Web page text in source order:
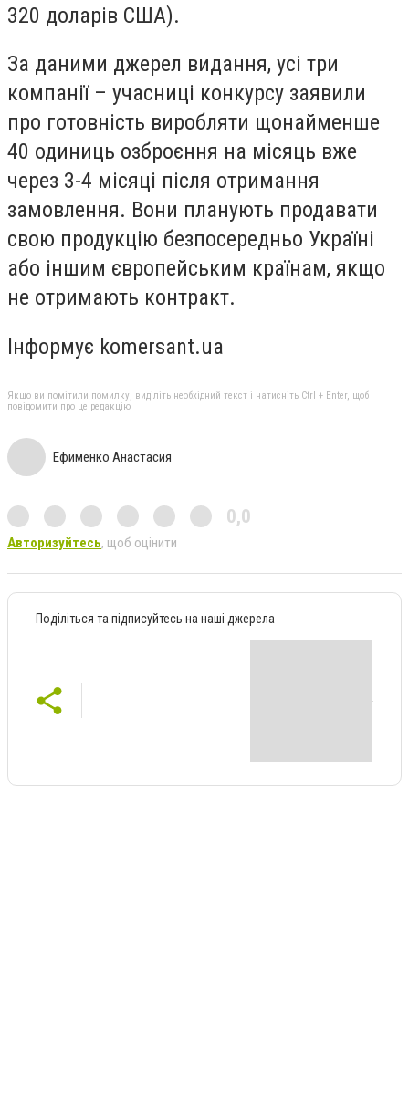
320 доларів США).
За даними джерел видання, усі три
компанії – учасниці конкурсу заявили
про готовність виробляти щонайменше
40 одиниць озброєння на місяць вже
через 3-4 місяці після отримання
замовлення. Вони планують продавати
свою продукцію безпосередньо Україні
або іншим європейським країнам, якщо
не отримають контракт.
Інформує komersant.ua
Якщо ви помітили помилку, виділіть необхідний текст і натисніть Ctrl + Enter, щоб
повідомити про це редакцію
Ефименко Анастасия
0,0
Авторизуйтесь, щоб оцінити
Поділіться та підписуйтесь на наші джерела